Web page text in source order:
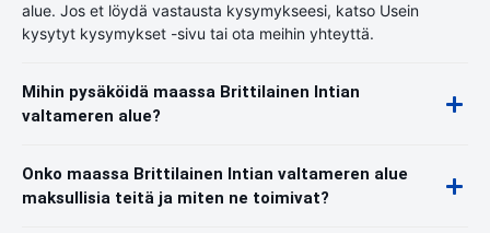
alue. Jos et löydä vastausta kysymykseesi, katso Usein
kysytyt kysymykset -sivu tai ota meihin yhteyttä.
Mihin pysäköidä maassa Brittilainen Intian
valtameren alue?
Onko maassa Brittilainen Intian valtameren alue
maksullisia teitä ja miten ne toimivat?